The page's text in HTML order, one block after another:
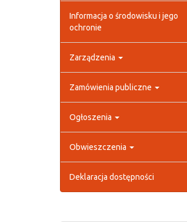
Informacja o środowisku i jego
ochronie
Zarządzenia
Zamówienia publiczne
Ogłoszenia
Obwieszczenia
Deklaracja dostępności